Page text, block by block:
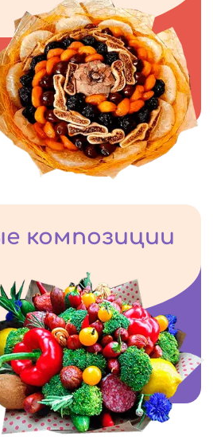
композиции